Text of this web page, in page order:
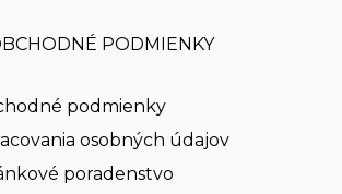
PODMIENKY
podmienky
osobných údajov
poradenstvo